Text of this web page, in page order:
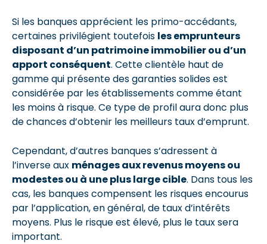
Si les banques apprécient les primo-accédants,
certaines privilégient toutefois les emprunteurs
disposant d’un patrimoine immobilier ou d’un
apport conséquent. Cette clientèle haut de
gamme qui présente des garanties solides est
considérée par les établissements comme étant
les moins à risque. Ce type de profil aura donc plus
de chances d’obtenir les meilleurs taux d’emprunt.
Cependant, d’autres banques s’adressent à
l’inverse aux ménages aux revenus moyens ou
modestes ou à une plus large cible. Dans tous les
cas, les banques compensent les risques encourus
par l’application, en général, de taux d’intérêts
moyens. Plus le risque est élevé, plus le taux sera
important.